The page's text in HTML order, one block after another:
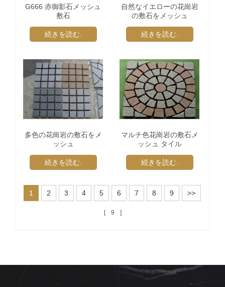
G666 赤御影石メッシュ
敷石
続きを読む.
自然なイエローの花崗岩
の敷石をメッシュ
続きを読む.
多色の花崗岩の敷石をメ
ッシュ
続きを読む.
マルチ色花崗岩の敷石メ
ッシュ タイル
続きを読む.
1 2 3 4 5 6 7 8 9 >>
9